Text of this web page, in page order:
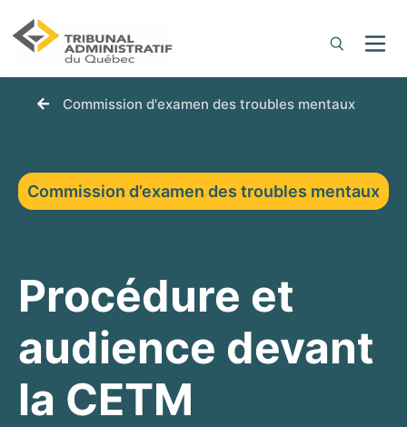
Commission d'examen des troubles mentaux
Commission d’examen des troubles mentaux
Procédure et
audience devant
la CETM